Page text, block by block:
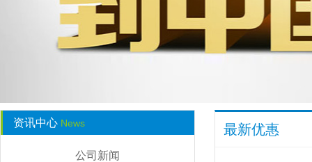
资讯中心 News
公司新闻
最新优惠